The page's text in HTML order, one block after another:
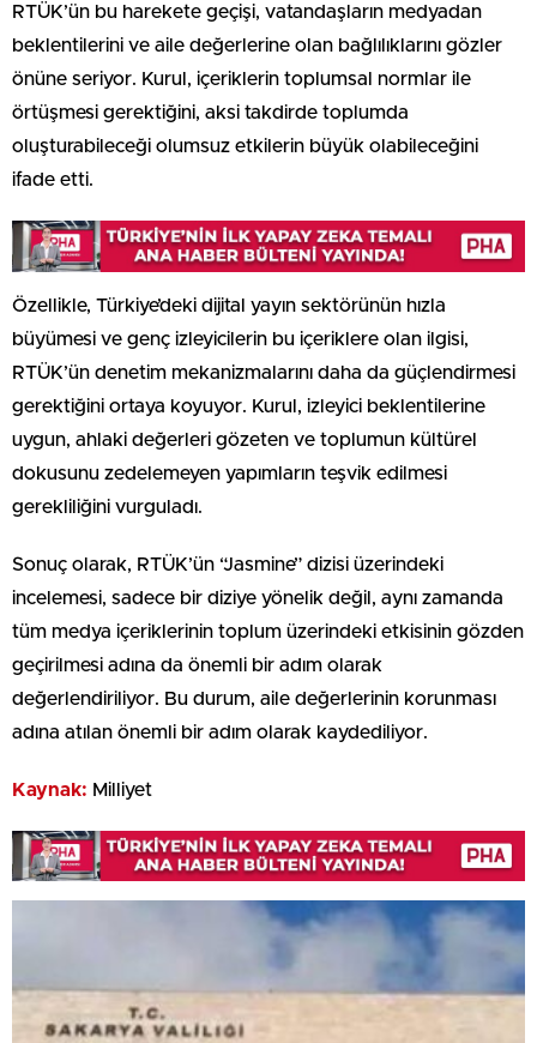
RTÜK’ün bu harekete geçişi, vatandaşların medyadan
beklentilerini ve aile değerlerine olan bağlılıklarını gözler
önüne seriyor. Kurul, içeriklerin toplumsal normlar ile
örtüşmesi gerektiğini, aksi takdirde toplumda
oluşturabileceği olumsuz etkilerin büyük olabileceğini
ifade etti.
Özellikle, Türkiye’deki dijital yayın sektörünün hızla
büyümesi ve genç izleyicilerin bu içeriklere olan ilgisi,
RTÜK’ün denetim mekanizmalarını daha da güçlendirmesi
gerektiğini ortaya koyuyor. Kurul, izleyici beklentilerine
uygun, ahlaki değerleri gözeten ve toplumun kültürel
dokusunu zedelemeyen yapımların teşvik edilmesi
gerekliliğini vurguladı.
Sonuç olarak, RTÜK’ün “Jasmine” dizisi üzerindeki
incelemesi, sadece bir diziye yönelik değil, aynı zamanda
tüm medya içeriklerinin toplum üzerindeki etkisinin gözden
geçirilmesi adına da önemli bir adım olarak
değerlendiriliyor. Bu durum, aile değerlerinin korunması
adına atılan önemli bir adım olarak kaydediliyor.
Kaynak: Milliyet